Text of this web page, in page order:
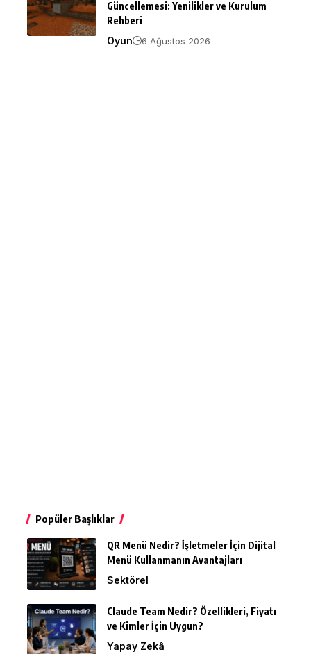
Güncellemesi: Yenilikler ve Kurulum
Rehberi
Oyun
6 Ağustos 2026
Popüler Başlıklar
QR Menü Nedir? İşletmeler İçin Dijital
Menü Kullanmanın Avantajları
Sektörel
Claude Team Nedir? Özellikleri, Fiyatı
ve Kimler İçin Uygun?
Yapay Zekâ